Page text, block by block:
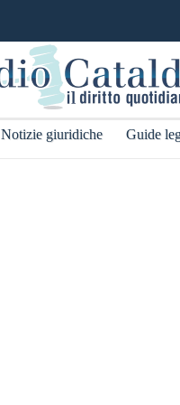
Notizie giuridiche Guide